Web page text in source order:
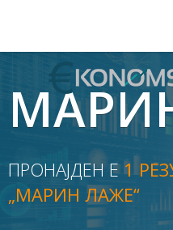
АКТУЕЛНО
ЕКОНОМИЈА
ФИНАНСИИ
БАНКАРСТВО
ПРОНАЈДЕН Е1
„МАРИН ЛАЖЕ“